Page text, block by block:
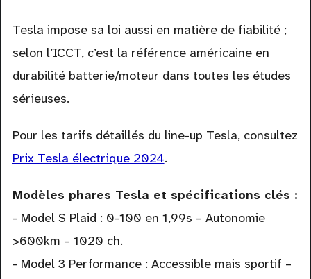
Tesla impose sa loi aussi en matière de fiabilité ;
selon l’ICCT, c’est la référence américaine en
durabilité batterie/moteur dans toutes les études
sérieuses.
Pour les tarifs détaillés du line-up Tesla, consultez
Prix Tesla électrique 2024.
Modèles phares Tesla et spécifications clés :
- Model S Plaid : 0-100 en 1,99s – Autonomie
>600km – 1020 ch.
- Model 3 Performance : Accessible mais sportif –